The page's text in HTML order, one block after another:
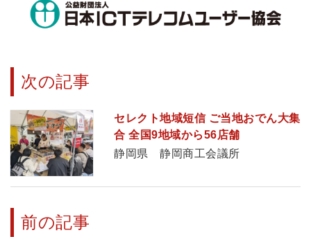
次の記事
セレクト地域短信 ご当地おでん大集
合 全国9地域から56店舗
静岡県 静岡商工会議所
前の記事